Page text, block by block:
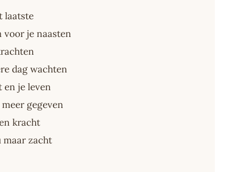
laatste
voor je naasten
dag wachten
je leven
gegeven
kracht
maar zacht